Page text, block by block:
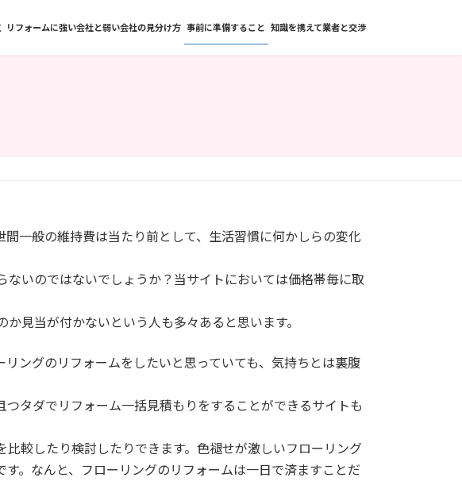
リフォームに強い会社と弱い会社の見分け方 事前に準備すること 知識を携えて業者と交渉
一般の維持費は当たり前として、生活習慣に何かしらの変化
いのではないでしょうか？当サイトにおいては価格帯毎に取
見当が付かないという人も多々あると思います。
ングのリフォームをしたいと思っていても、気持ちとは裏腹
タダでリフォーム一括見積もりをすることができるサイトも
較したり検討したりできます。色褪せが激しいフローリング
。なんと、フローリングのリフォームは一日で済ますことだ